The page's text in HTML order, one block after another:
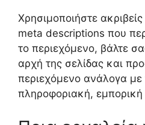
Χρησιμοποιήστε ακριβείς
meta descriptions που
το περιεχόμενο, βάλτε
αρχή της σελίδας και
περιεχόμενο ανάλογα
πληροφοριακή, εμπορική